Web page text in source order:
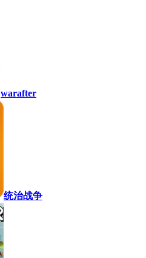
warafter
统治战争